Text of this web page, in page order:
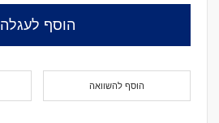
הוסף לעגלה
הוסף להשוואה